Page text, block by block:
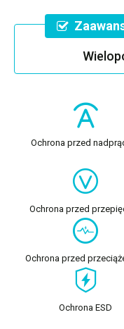
Ochrona przed
Ochrona przed
Ochrona przed
Ochrona ESD